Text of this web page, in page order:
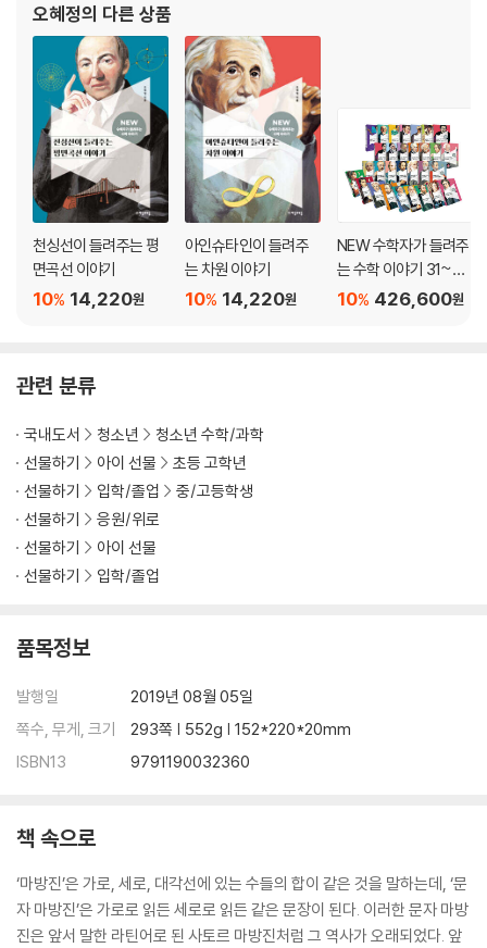
화재를 읽다』, 『수학 언어
오혜정의 다른 상품
천싱선이 들려주는 평
면곡선 이야기
14,220원
10%
아인슈타인이 들려주
는 차원 이야기
14,220원
10%
NEW 수학자가 들려주
는 수학 이야기 31~60
권 세트426,600원
10%
관련 분류
국내도서 청소년
청소년 수학/과학
선물하기
아이 선물
초등 고학년
선물하기
입학/졸업
중/고등학생
선물하기
응원/위로
선물하기
아이 선물
선물하기
입학/졸업
품목정보
발행일
2019년 08월 05일
쪽수, 무게, 크기
293쪽 | 552g | 152*220*20mm
ISBN13
9791190032360
책 속으로
‘마방진’은 가로, 세로, 대각선에 있는 수들의 합이 같은 것을 말하는데, ‘문
자 마방진’은 가로로 읽든 세로로 읽든 같은 문장이 된다. 이러한 문자 마방
진은 앞서 말한 라틴어로 된 사토르 마방진처럼 그 역사가 오래되었다. 앞